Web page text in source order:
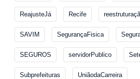
ReajusteJá Recife
SAVIM SegurançaFisica
SEGUROS servidorPublico
Subprefeituras UniãodaCarreira